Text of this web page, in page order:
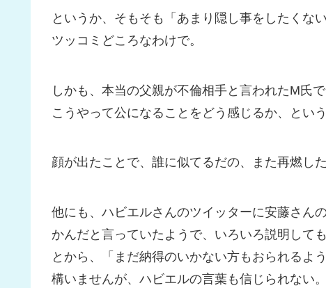
というか、そもそも「あまり隠し事をしたくな
ツッコミどころなわけで。
しかも、本当の父親が不倫相手と言われたM氏
こうやって公になることをどう感じるか、とい
顔が出たことで、誰に似てるだの、また再燃した
他にも、ハビエルさんのツイッターに安藤さん
かんだと言っていたようで、いろいろ説明して
とから、「まだ納得のいかない方もおられる
構いませんが、ハビエルの言葉も信じられない